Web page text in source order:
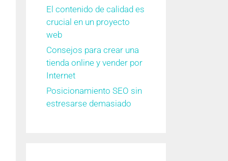
El contenido de calidad es
crucial en un proyecto
web
Consejos para crear una
tienda online y vender por
Internet
Posicionamiento SEO sin
estresarse demasiado